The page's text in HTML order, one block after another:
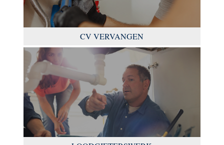
CV VERVANGEN